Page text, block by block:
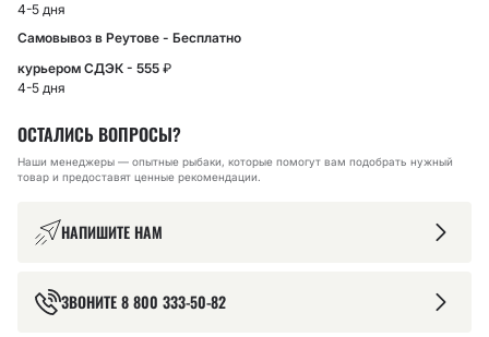
4-5 дня
Самовывоз в Реутове - Бесплатно
курьером СДЭК - 555 ₽
4-5 дня
ОСТАЛИСЬ ВОПРОСЫ?
Наши менеджеры — опытные рыбаки, которые помогут вам подобрать нужный
товар и предоставят ценные рекомендации.
НАПИШИТЕ НАМ
ЗВОНИТЕ8 800 333-50-82